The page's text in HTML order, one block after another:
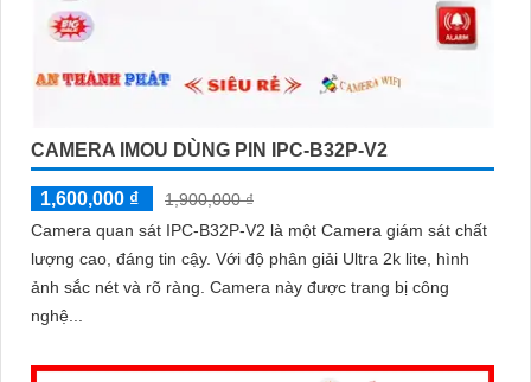
CAMERA IMOU DÙNG PIN IPC-B32P-V2
1,600,000 ₫
1,900,000 ₫
Camera quan sát IPC-B32P-V2 là một Camera giám sát chất
lượng cao, đáng tin cậy. Với độ phân giải Ultra 2k lite, hình
ảnh sắc nét và rõ ràng. Camera này được trang bị công
nghệ...